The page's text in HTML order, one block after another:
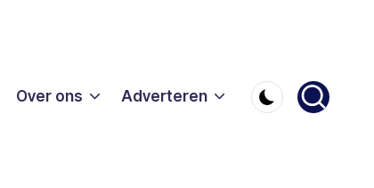
Over ons Adverteren